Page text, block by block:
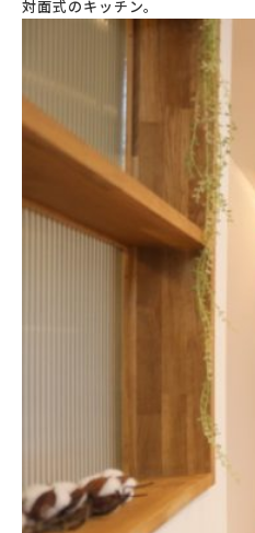
対面式のキッチン。